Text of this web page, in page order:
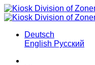
Deutsch
English Русский